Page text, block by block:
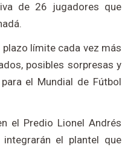
de 26 jugadores que
límite cada vez más
posibles sorpresas y
el Mundial de Fútbol
el Predio Lionel Andrés
el plantel que